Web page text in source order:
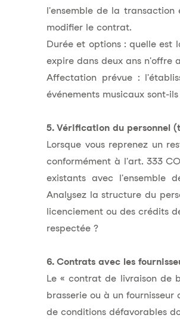
l'ensemble de la
modifier le contrat.
Durée et options : quelle est
expire dans deux ans n'offre
Affectation prévue :
événements musicaux sont-
5. Vérification du personnel
Lorsque vous reprenez un
conformément à l'art. 333
existants avec l'ensemble
Analysez la structure du
licenciement ou des crédits
respectée ?
6. Contrats avec les
Le « contrat de livraison de
brasserie ou à un
de conditions défavorables